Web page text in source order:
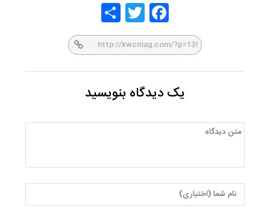
Face
Twitt
یک دیدگاه بنویسید